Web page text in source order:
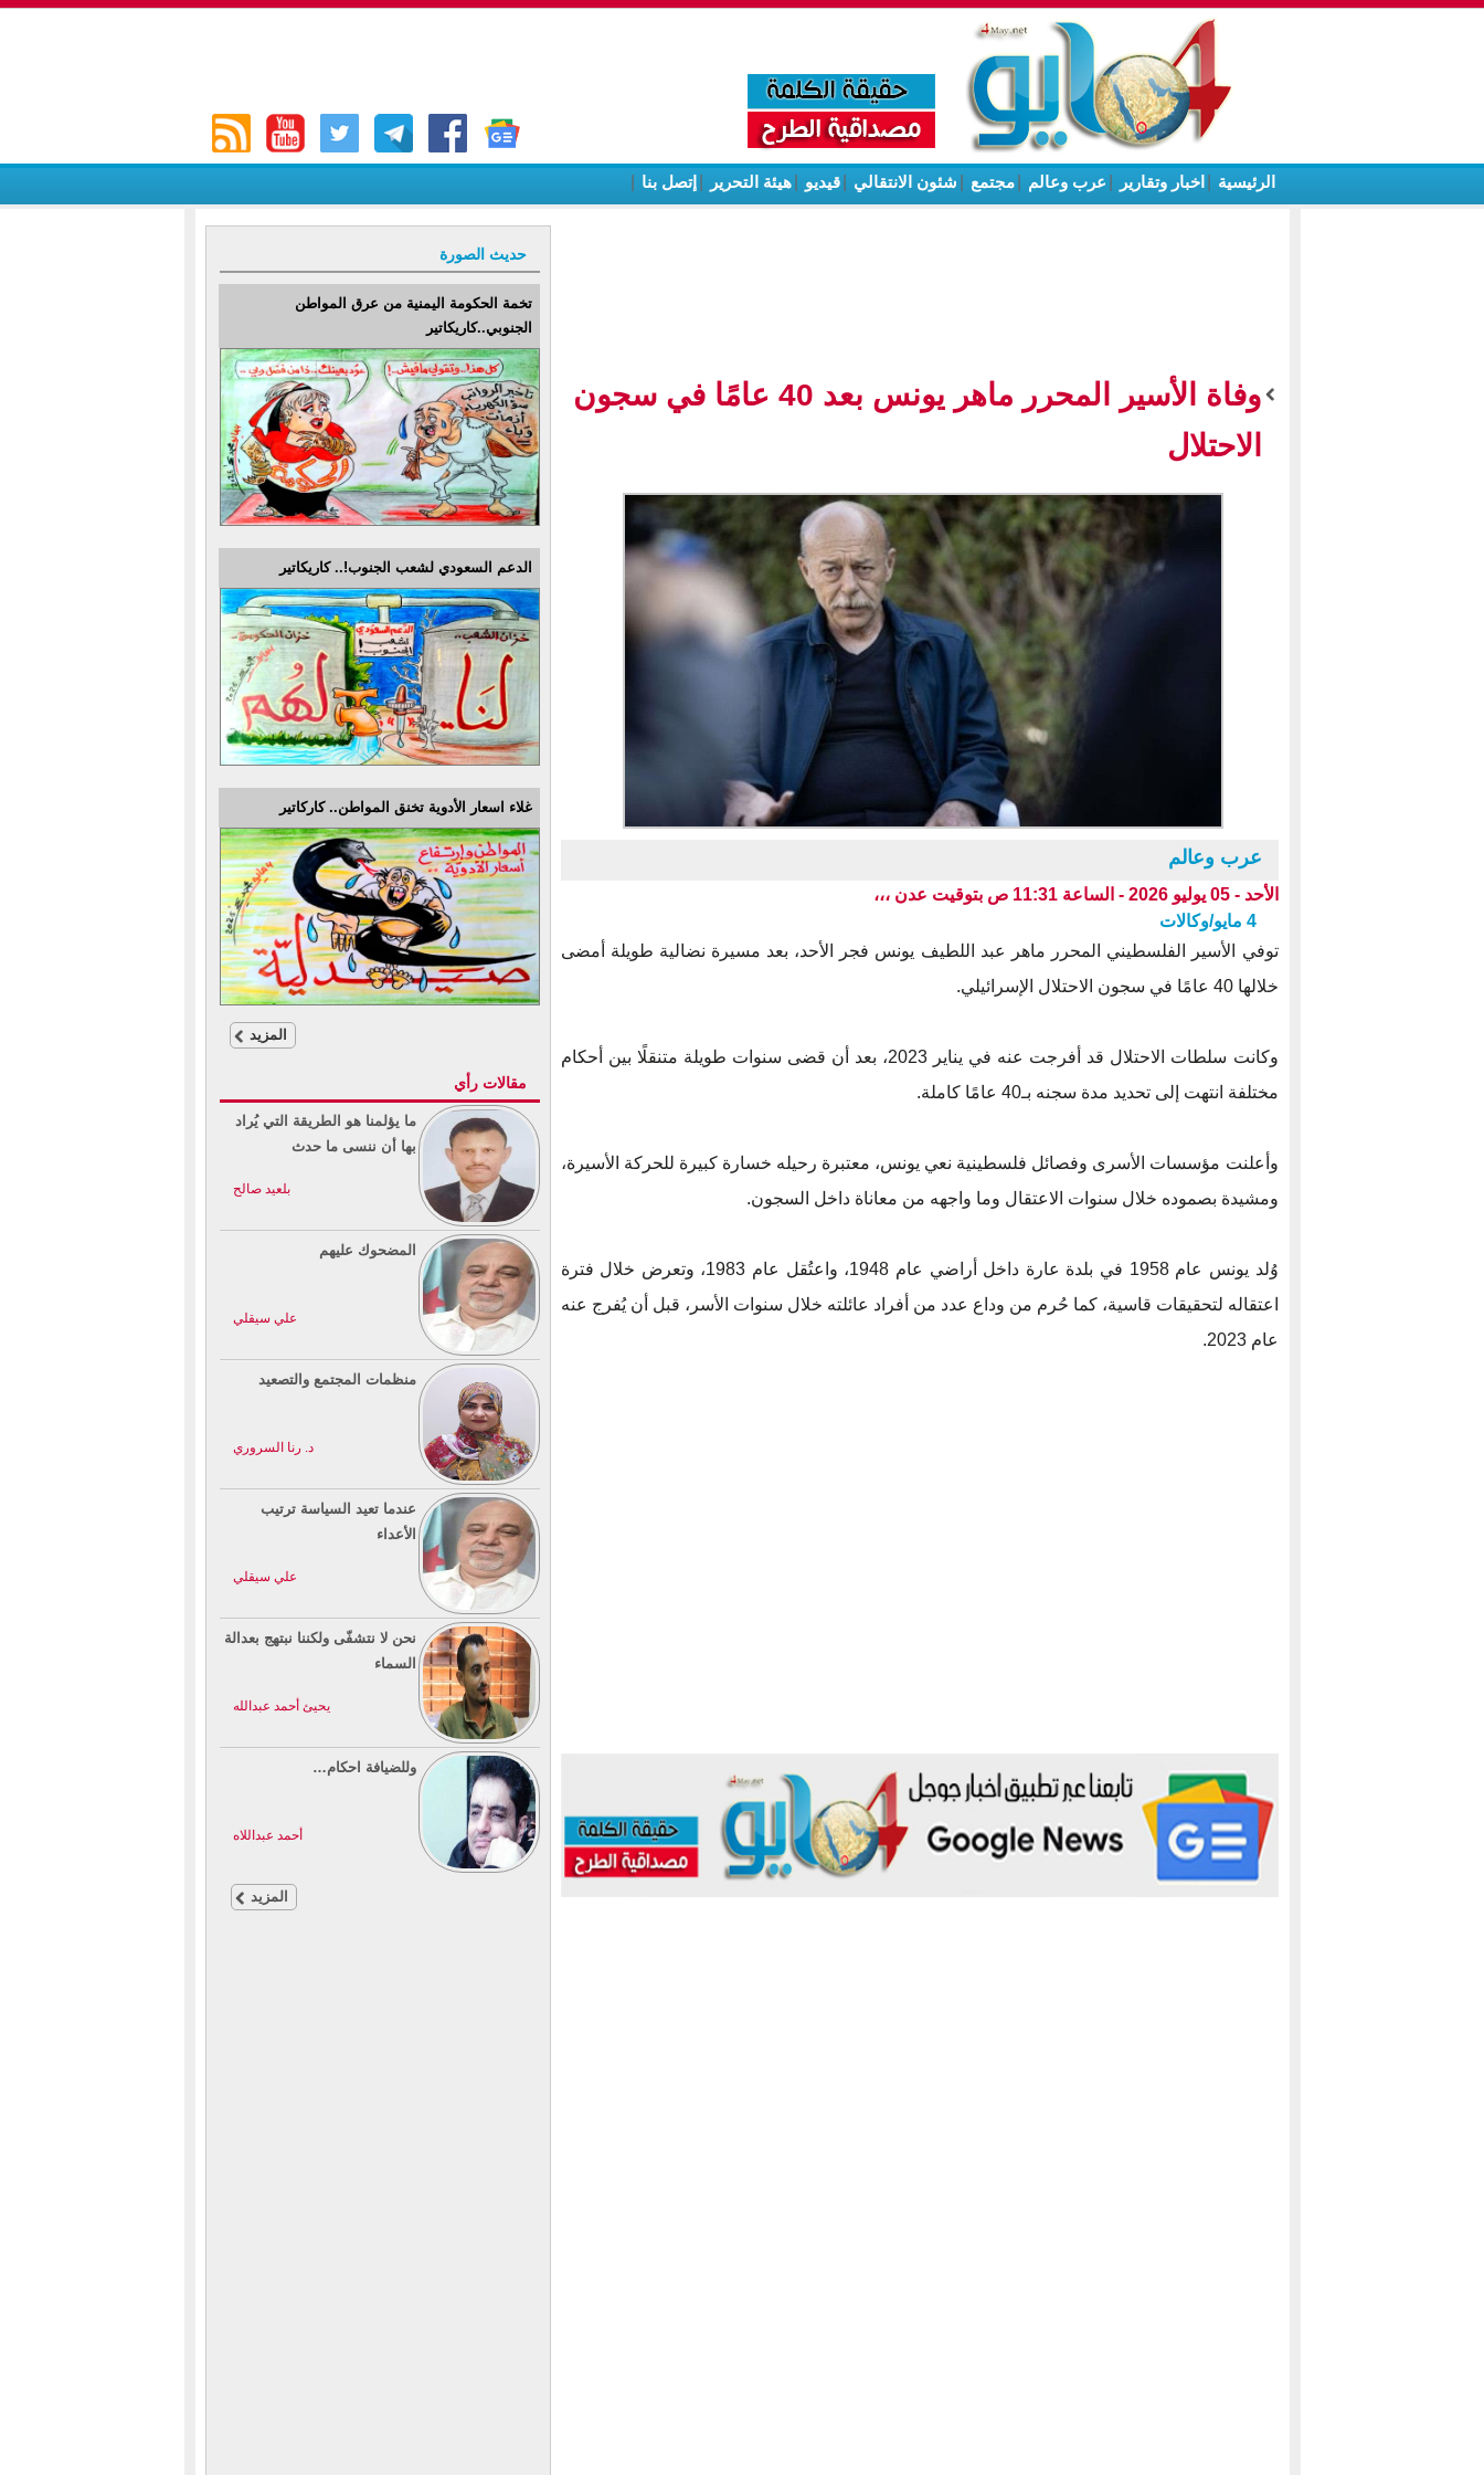
الرئيسية اخبار وتقارير عرب وعالم مجتمع شئون الانتقالي قيديو هيئة التحرير إتصل بنا
حديث الصورة
تخمة الحكومة اليمنية من عرق المواطن
الجنوبي..كاريكاتير
الدعم السعودي لشعب الجنوب!.. كاريكاتير
غلاء اسعار الأدوية تخنق المواطن.. كاركاتير
المزيد
مقالات رأي
ما يؤلمنا هو الطريقة التي يُراد
بها أن ننسى ما حدث
بلعيد صالح
المضحوك عليهم
علي سيقلي
منظمات المجتمع والتصعيد
د. رنا السروري
عندما تعيد السياسة ترتيب
الأعداء
علي سيقلي
نحن لا نتشفّى ولكننا نبتهج بعدالة
السماء
يحيئ أحمد عبدالله
وللضيافة احكام…
أحمد عبداللاه
المزيد
وفاة الأسير المحرر ماهر يونس بعد 40 عامًا في سجون
الاحتلال
عرب وعالم
الأحد - 05 يوليو 2026 - الساعة 11:31 ص بتوقيت عدن ،،،
4 مايو/وكالات
توفي الأسير الفلسطيني المحرر ماهر عبد اللطيف يونس فجر الأحد، بعد مسيرة نضالية طويلة أمضى
خلالها 40 عامًا في سجون الاحتلال الإسرائيلي.
وكانت سلطات الاحتلال قد أفرجت عنه في يناير 2023، بعد أن قضى سنوات طويلة متنقلًا بين أحكام
مختلفة انتهت إلى تحديد مدة سجنه بـ40 عامًا كاملة.
وأعلنت مؤسسات الأسرى وفصائل فلسطينية نعي يونس، معتبرة رحيله خسارة كبيرة للحركة الأسيرة،
ومشيدة بصموده خلال سنوات الاعتقال وما واجهه من معاناة داخل السجون.
وُلد يونس عام 1958 في بلدة عارة داخل أراضي عام 1948، واعتُقل عام 1983، وتعرض خلال فترة
اعتقاله لتحقيقات قاسية، كما حُرم من وداع عدد من أفراد عائلته خلال سنوات الأسر، قبل أن يُفرج عنه
عام 2023.